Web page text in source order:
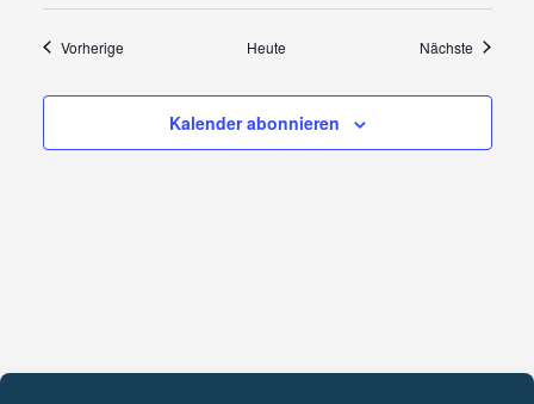
VorherigeVeranstaltungen Heute Nächste
Kalender abonnieren